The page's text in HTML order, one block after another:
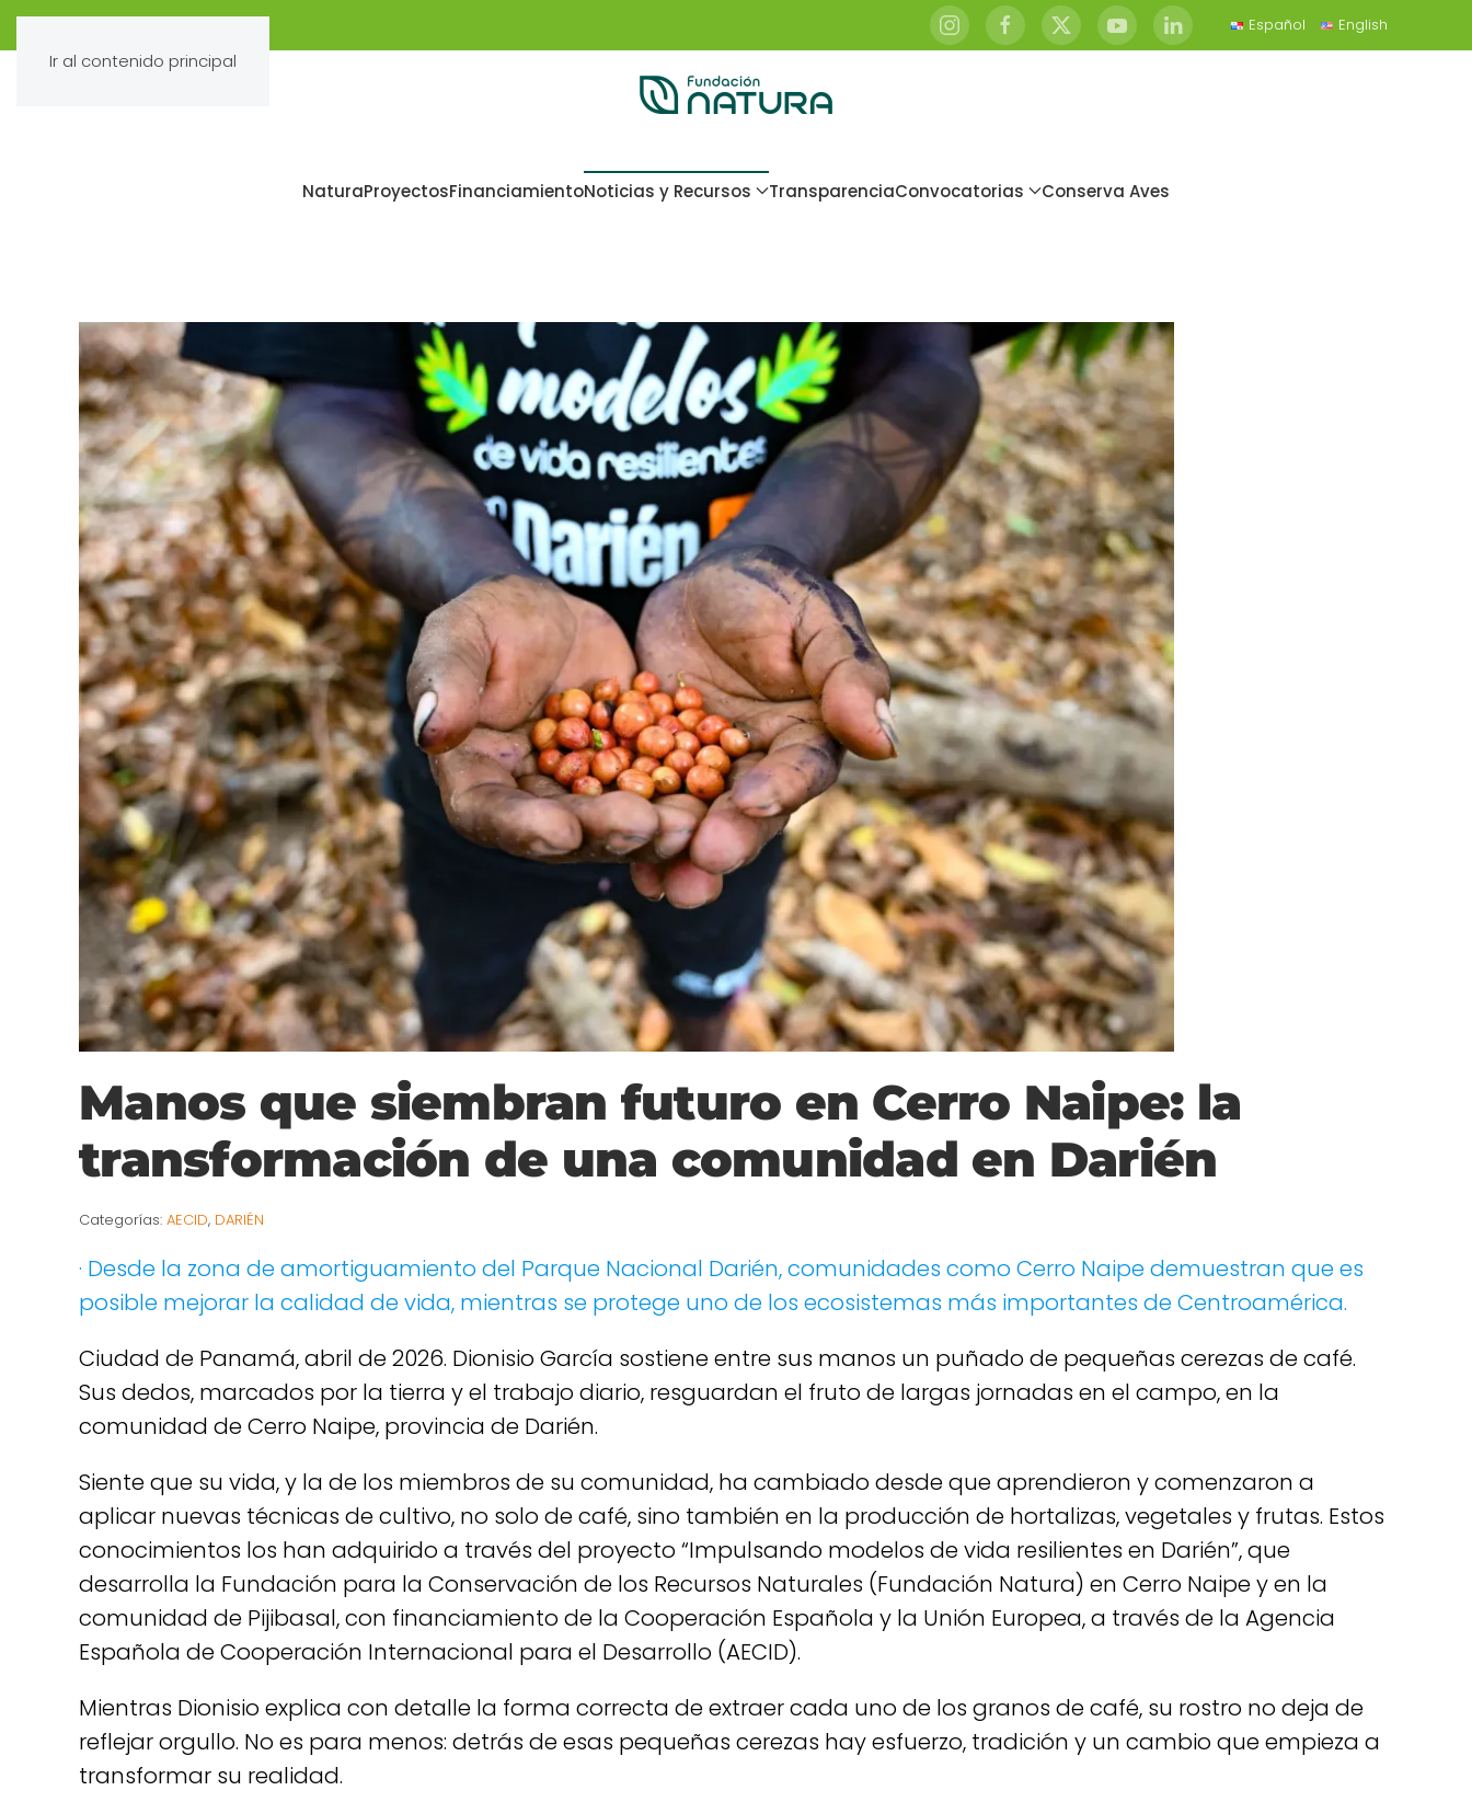
Ir al contenido principal
Español English
NaturaProyectosFinanciamientoNoticias y Recursos TransparenciaConvocatorias Conserva Aves
Manos que siembran futuro en Cerro Naipe: la
transformación de una comunidad en Darién
Categorías: AECID, DARIÉN
· Desde la zona de amortiguamiento del Parque Nacional Darién, comunidades como Cerro Naipe demuestran que es
posible mejorar la calidad de vida, mientras se protege uno de los ecosistemas más importantes de Centroamérica.
Ciudad de Panamá, abril de 2026. Dionisio García sostiene entre sus manos un puñado de pequeñas cerezas de café.
Sus dedos, marcados por la tierra y el trabajo diario, resguardan el fruto de largas jornadas en el campo, en la
comunidad de Cerro Naipe, provincia de Darién.
Siente que su vida, y la de los miembros de su comunidad, ha cambiado desde que aprendieron y comenzaron a
aplicar nuevas técnicas de cultivo, no solo de café, sino también en la producción de hortalizas, vegetales y frutas. Estos
conocimientos los han adquirido a través del proyecto “Impulsando modelos de vida resilientes en Darién”, que
desarrolla la Fundación para la Conservación de los Recursos Naturales (Fundación Natura) en Cerro Naipe y en la
comunidad de Pijibasal, con financiamiento de la Cooperación Española y la Unión Europea, a través de la Agencia
Española de Cooperación Internacional para el Desarrollo (AECID).
Mientras Dionisio explica con detalle la forma correcta de extraer cada uno de los granos de café, su rostro no deja de
reflejar orgullo. No es para menos: detrás de esas pequeñas cerezas hay esfuerzo, tradición y un cambio que empieza a
transformar su realidad.